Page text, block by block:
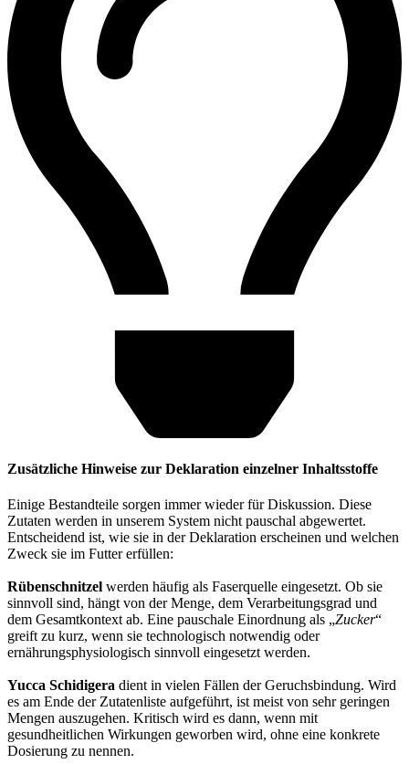
Zusätzliche Hinweise zur Deklaration einzelner Inhaltsstoffe
Einige Bestandteile sorgen immer wieder für Diskussion. Diese
Zutaten werden in unserem System nicht pauschal abgewertet.
Entscheidend ist, wie sie in der Deklaration erscheinen und welchen
Zweck sie im Futter erfüllen:
Rübenschnitzel werden häufig als Faserquelle eingesetzt. Ob sie
sinnvoll sind, hängt von der Menge, dem Verarbeitungsgrad und
dem Gesamtkontext ab. Eine pauschale Einordnung als „Zucker“
greift zu kurz, wenn sie technologisch notwendig oder
ernährungsphysiologisch sinnvoll eingesetzt werden.
Yucca Schidigera dient in vielen Fällen der Geruchsbindung. Wird
es am Ende der Zutatenliste aufgeführt, ist meist von sehr geringen
Mengen auszugehen. Kritisch wird es dann, wenn mit
gesundheitlichen Wirkungen geworben wird, ohne eine konkrete
Dosierung zu nennen.